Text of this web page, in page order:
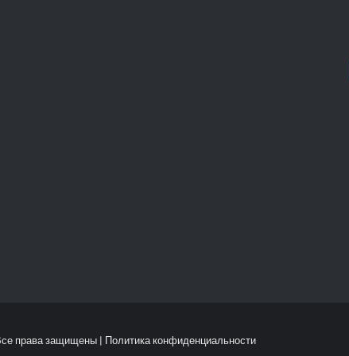
права защищены | Политика конфиденциальности